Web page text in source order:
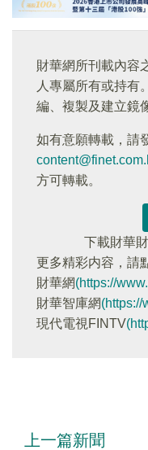
財華網所刊載內容
人專屬所有或持有
編、複製及建立鏡
如有意願轉載，請
方可轉載。
下載財華
更多精彩内容，請
財華網(https://
財華智庫網(https://
現代電視FINTV
上一篇新聞